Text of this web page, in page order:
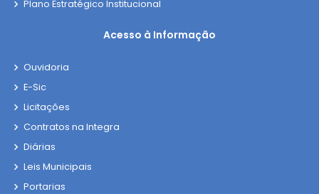
Plano Estratégico Institucional
Acesso à Informação
Ouvidoria
E-Sic
Licitações
Contratos na Integra
Diárias
Leis Municipais
Portarias